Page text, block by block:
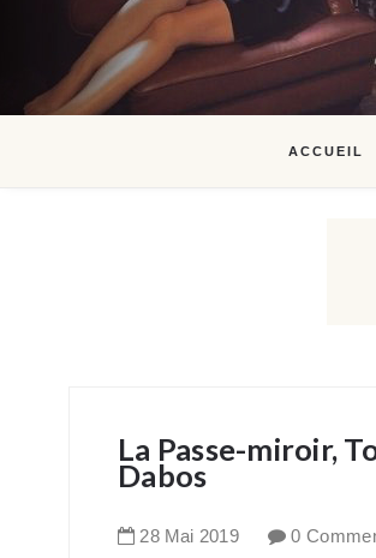
ACCUEIL
La Passe-miroir,
Dabos
28 Mai 2019 0